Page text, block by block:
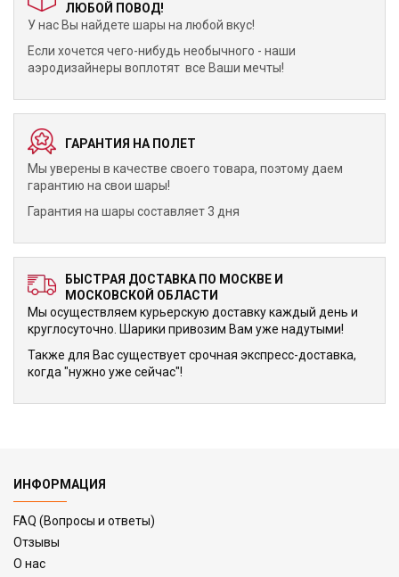
ЛЮБОЙ ПОВОД!
У нас Вы найдете шары на любой вкус!
Если хочется чего-нибудь необычного - наши
аэродизайнеры воплотят все Ваши мечты!
ГАРАНТИЯ НА ПОЛЕТ
Мы уверены в качестве своего товара, поэтому даем
гарантию на свои шары!
Гарантия на шары составляет 3 дня
БЫСТРАЯ ДОСТАВКА ПО МОСКВЕ И
МОСКОВСКОЙ ОБЛАСТИ
Мы осуществляем курьерскую доставку каждый день и
круглосуточно. Шарики привозим Вам уже надутыми!
Также для Вас существует срочная экспресс-доставка,
когда "нужно уже сейчас"!
ИНФОРМАЦИЯ
FAQ (Вопросы и ответы)
Отзывы
О нас